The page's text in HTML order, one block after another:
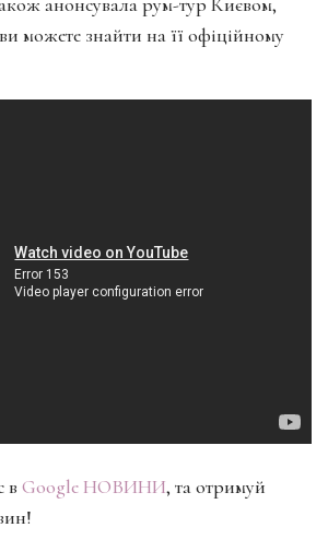
анонсувала рум-тур Києвом,
можете знайти на її офіційному
в Google НОВИНИ, та отримуй